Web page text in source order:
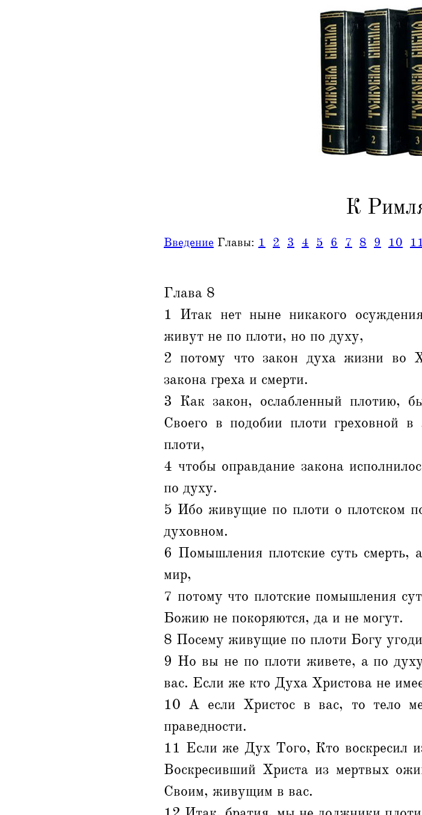
К
Введение Главы: 1 2 3 4 5 6 7 8 9 10
Глава 8
1 Итак нет ныне никакого
живут не по плоти, но по духу,
2 потому что закон духа жизни во
закона греха и смерти.
3 Как закон, ослабленный плотию,
Своего в подобии плоти греховной
плоти,
4 чтобы оправдание закона
по духу.
5 Ибо живущие по плоти о плотском
духовном.
6 Помышления плотские суть
мир,
7 потому что плотские помышления
Божию не покоряются, да и не могут.
8 Посему живущие по плоти Богу
9 Но вы не по плоти живете, а по
вас. Если же кто Духа Христова не
10 А если Христос в вас, то тело
праведности.
11 Если же Дух Того, Кто воскресил
Воскресивший Христа из мертвых
Своим, живущим в вас.